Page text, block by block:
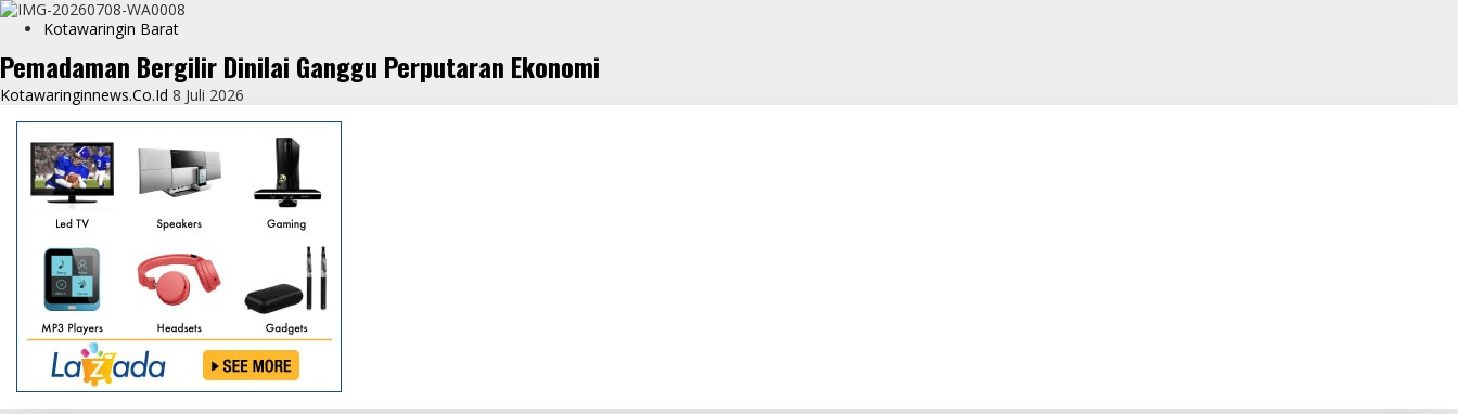
Kotawaringin Barat
Pemadaman Bergilir Dinilai Ganggu Perputaran Ekonomi
Kotawaringinnews.co.id 8 Juli 2026